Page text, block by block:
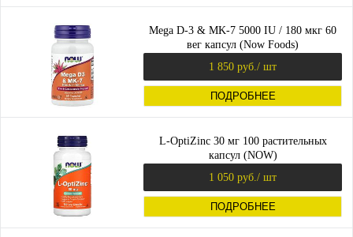
Mega D-3 & MK-7 5000 IU / 180 мкг 60
вег капсул (Now Foods)
1 850 руб. / шт
ПОДРОБНЕЕ
L-OptiZinc 30 мг 100 растительных
капсул (NOW)
1 050 руб. / шт
ПОДРОБНЕЕ